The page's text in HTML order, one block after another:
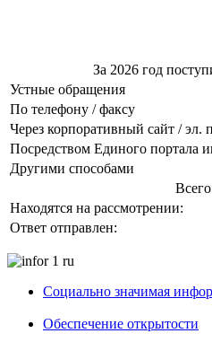
За 2026 год
Устные обращения
По телефону / факсу
Через корпоративный сайт / эл.
Посредством Единого портала
Другими способами
Находятся на рассмотрении:
Ответ отправлен:
Социально значимая
Обеспечение открытости